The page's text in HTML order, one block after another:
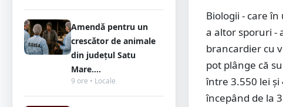
Amendă pentru un
crescător de animale
din județul Satu
Mare....
9 ore • Locale
Biologii - care
a altor sporuri -
brancardier cu
pot plânge că
între 3.550 lei
începând de la